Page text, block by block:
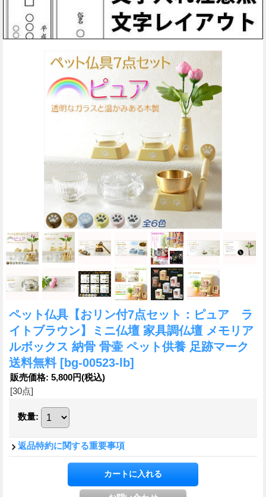
ペット仏具【おリン付7点セット：ピュア ラ
イトブラウン】ミニ仏壇 家具調仏壇 メモリア
ルボックス 納骨 骨壷 ペット供養 足跡マーク
送料無料 [bg-00523-lb]
販売価格: 5,800円(税込)
[30点]
数量:
返品特約に関する重要事項